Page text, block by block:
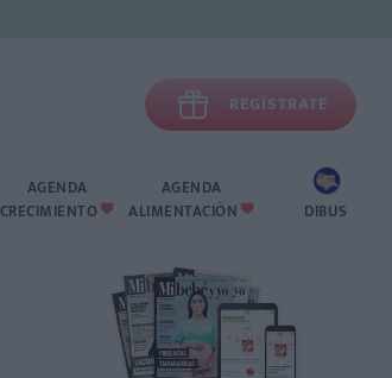
 REGÍSTRATE
AGENDA
CRECIMIENTO 
AGENDA
ALIMENTACIÓN  DIBUS